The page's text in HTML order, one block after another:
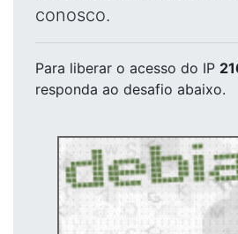
conosco.
Para liberar o acesso do IP
responda ao desafio abaixo.